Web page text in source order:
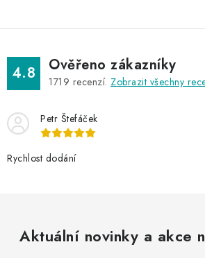
p
u4.8 Ověřeno zákazníky
1719 recenzí. Zobrazit všechny
Petr Štefáček
Rychlost dodání
Aktuální novinky a akce